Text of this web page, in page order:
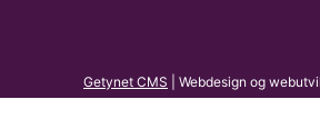
Getynet CMS | Webdesign og